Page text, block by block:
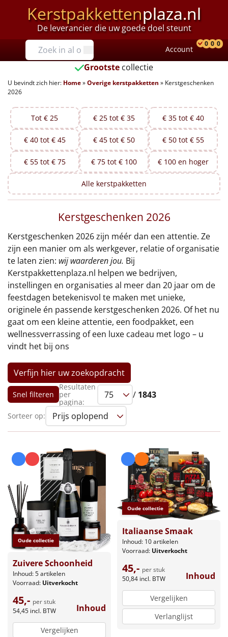
Kerstpakkettenplaza.nl
De leverancier die uw goede doel steunt
Prijzen
Tot €25
€25 tot €35
€35 tot €40
€40 tot €45
€45 tot €50
€50 tot €55
€75 tot €100
€100 en hoger
Alle kerstpakketten 2026
Thema
Origineel
Rituals
Luxe
Mannen
Vrouwen
Duurzaam
Goedkope
Uniek
Alle thema's
Artikel
Pizzarette
Account
0 0 0
Grootste collectie
U bevindt zich hier: Home»Overige kerstpakketten » Kerstgeschenken
2026
Tot € 25 € 25 tot € 35 € 35 tot € 40
€ 40 tot € 45 € 45 tot € 50 € 50 tot € 55
€ 55 tot € 75 € 75 tot € 100 € 100 en hoger
Alle kerstpakketten
Kerstgeschenken 2026
Kerstgeschenken 2026 zijn méér dan een attentie. Ze
zijn een manier om als werkgever, relatie of organisatie
te laten zien: wij waarderen jou. Bij
Kerstpakkettenplaza.nl helpen we bedrijven,
instellingen en organisaties al meer dan 20 jaar om de
feestdagen betekenisvol te maken met unieke,
originele én passende kerstgeschenken 2026. Of het nu
gaat om een kleine attentie, een foodpakket, een
wellnessverrassing of een luxe cadeau met logo – u
vindt het bij ons
Verfijn hier uw zoekopdracht
Snel filteren
Resultaten
per
pagina:
/ 1843
Sorteer op:
Oude collectie
Zuivere Schoonheid
Inhoud: 5 artikelen
Voorraad: Uitverkocht
45,- per stuk
54,45 incl. BTW Inhoud
Vergelijken
Oude collectie
Italiaanse Smaak
Inhoud: 10 artikelen
Voorraad: Uitverkocht
45,- per stuk
50,84 incl. BTW Inhoud
Vergelijken
Verlanglijst